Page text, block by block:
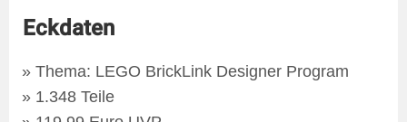
Eckdaten
Thema: LEGO BrickLink Designer Program
1.348 Teile